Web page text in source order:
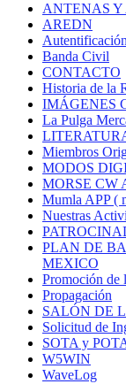
ANTENAS Y
AREDN
Banda Civil
CONTACTO
Historia de la
IMÁGENES
La Pulga
Miembros
MODOS
MORSE CW
Mumla APP (
Nuestras
PLAN DE
MEXICO
Promoción de
Propagación
SALÓN DE
Solicitud de
SOTA y
W5WIN
WaveLog